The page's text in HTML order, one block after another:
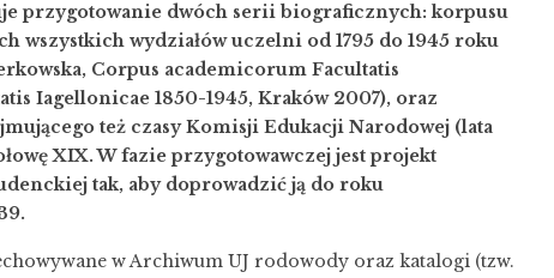
przygotowanie dwóch serii biograficznych: korpusu
wszystkich wydziałów uczelni od 1795 do 1945 roku
Corpus academicorum Facultatis
Iagellonicae 1850-1945, Kraków 2007), oraz
też czasy Komisji Edukacji Narodowej (lata
XIX. W fazie przygotowawczej jest projekt
tak, aby doprowadzić ją do roku
w Archiwum UJ rodowody oraz katalogi (tzw.